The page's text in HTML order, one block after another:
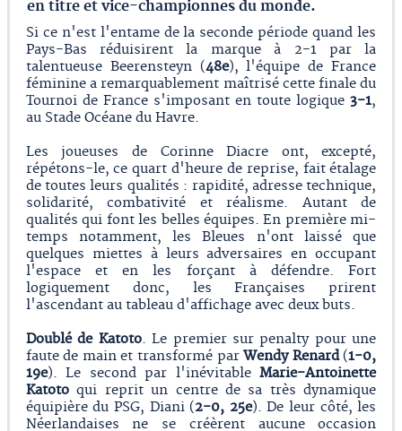
en titre et vice-championnes du monde.
Si ce n'est l'entame de la seconde période quand les
Pays-Bas réduisirent la marque à 2-1 par la
talentueuse Beerensteyn (48e), l'équipe de France
féminine a remarquablement maîtrisé cette finale du
Tournoi de France s'imposant en toute logique3-1,
au Stade Océane du Havre.
Les joueuses de Corinne Diacre ont, excepté,
répétons-le, ce quart d'heure de reprise, fait étalage
de toutes leurs qualités : rapidité, adresse technique,
solidarité, combativité et réalisme. Autant de
qualités qui font les belles équipes. En première mi-
temps notamment, les Bleues n'ont laissé que
quelques miettes à leurs adversaires en occupant
l'espace et en les forçant à défendre. Fort
logiquement donc, les Françaises prirent
l'ascendant au tableau d'affichage avec deux buts.
Doublé de Katoto. Le premier sur penalty pour une
faute de main et transformé parWendy Renard(1-0,
19e). Le second par l'inévitableMarie-Antoinette
Katotoqui reprit un centre de sa très dynamique
équipière du PSG, Diani (2-0, 25e). De leur côté, les
Néerlandaises ne se créèrent aucune occasion